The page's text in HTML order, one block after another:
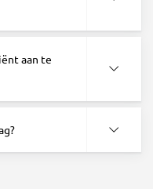
aan te